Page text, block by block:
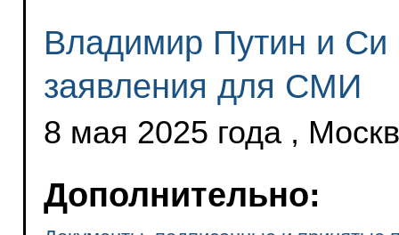
Владимир Путин и Си
заявления для СМИ
8 мая 2025 года ,
Дополнительно: